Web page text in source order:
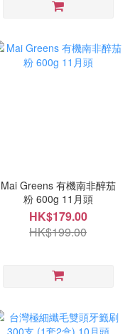
Mai Greens 有機南非醉茄
粉 600g 11月頭
HK$179.00
HK$199.00